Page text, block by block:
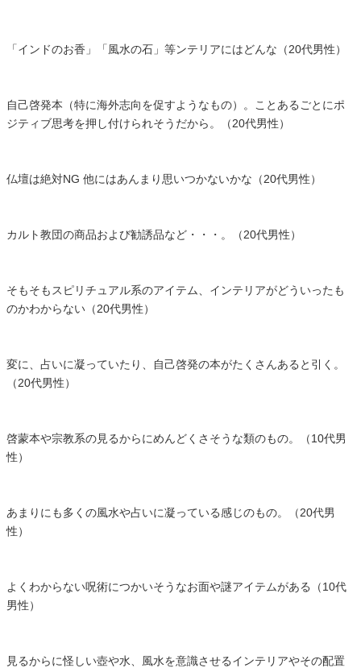
「インドのお香」「風水の石」等ンテリアにはどんな（20代男性）
自己啓発本（特に海外志向を促すようなもの）。ことあるごとにポ
ジティブ思考を押し付けられそうだから。（20代男性）
仏壇は絶対NG 他にはあんまり思いつかないかな（20代男性）
カルト教団の商品および勧誘品など・・・。（20代男性）
そもそもスピリチュアル系のアイテム、インテリアがどういったも
のかわからない（20代男性）
変に、占いに凝っていたり、自己啓発の本がたくさんあると引く。
（20代男性）
啓蒙本や宗教系の見るからにめんどくさそうな類のもの。（10代男
性）
あまりにも多くの風水や占いに凝っている感じのもの。（20代男
性）
よくわからない呪術につかいそうなお面や謎アイテムがある（10代
男性）
見るからに怪しい壺や水、風水を意識させるインテリアやその配置